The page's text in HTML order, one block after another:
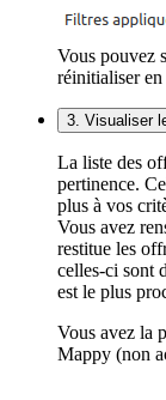
Vous pouvez
réinitialiser
3. Visualiser
La liste des
pertinence.
plus à vos
Vous avez
restitue les
celles-ci sont
est le plus
Vous avez la
Mappy (non